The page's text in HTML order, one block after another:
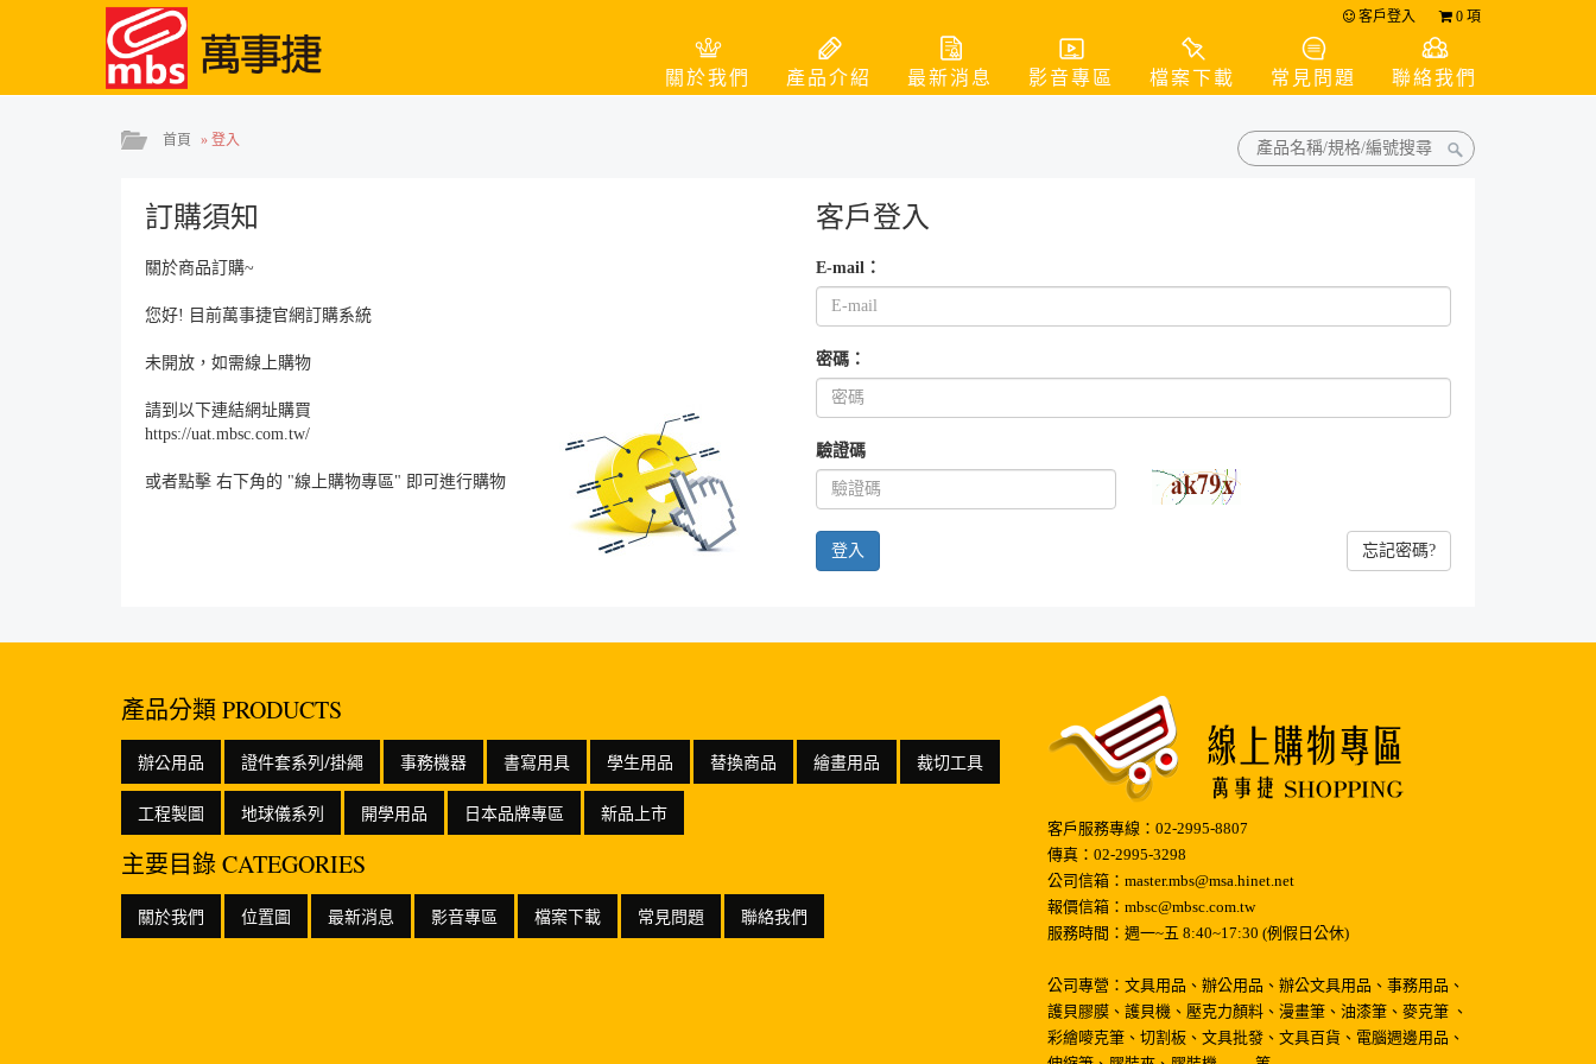
客戶登入 0 項
關於我們 產品介紹 最新消息 影音專區 檔案下載 常見問題 聯絡我們
首頁 » 登入
訂購須知
關於商品訂購~
您好! 目前萬事捷官網訂購系統
未開放，如需線上購物
請到以下連結網址購買
https://uat.mbsc.com.tw/
或者點擊 右下角的 "線上購物專區" 即可進行購物
客戶登入
E-mail：
密碼：
驗證碼
忘記密碼?
產品分類 PRODUCTS
辦公用品 證件套系列/掛繩 事務機器 書寫用具 學生用品 替換商品 繪畫用品 裁切工具
工程製圖 地球儀系列 開學用品 日本品牌專區 新品上市
主要目錄 CATEGORIES
關於我們 位置圖 最新消息 影音專區 檔案下載 常見問題 聯絡我們
客戶服務專線：02-2995-8807
傳真：02-2995-3298
公司信箱：master.mbs@msa.hinet.net
報價信箱：mbsc@mbsc.com.tw
服務時間：週一~五 8:40~17:30 (例假日公休)
公司專營：文具用品、辦公用品、辦公文具用品、事務用品、
護貝膠膜、護貝機、壓克力顏料、漫畫筆、油漆筆、麥克筆 、
彩繪嘜克筆、切割板、文具批發、文具百貨、電腦週邊用品、